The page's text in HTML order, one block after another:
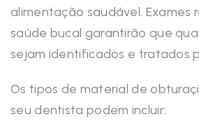
alimentação saudável. Exames
saúde bucal garantirão que
sejam identificados e tratados
Os tipos de material de
seu dentista podem incluir: